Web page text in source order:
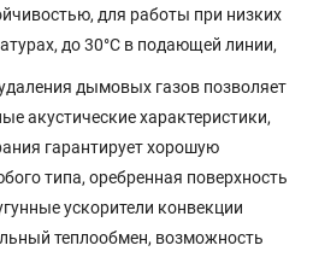
для работы при низких
до 30°C в подающей линии,
дымовых газов позволяет
акустические характеристики,
гарантирует хорошую
типа, оребренная поверхность
ускорители конвекции
теплообмен, возможность